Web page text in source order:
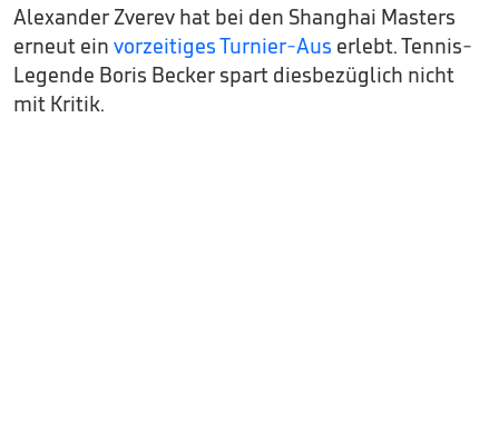
Alexander Zverev hat bei den Shanghai Masters
erneut ein vorzeitiges Turnier-Aus erlebt. Tennis-
Legende Boris Becker spart diesbezüglich nicht
mit Kritik.